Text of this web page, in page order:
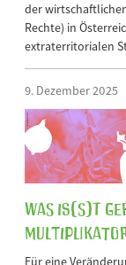
der
Rechte) in
extraterritorialen
9. Dezember 2025
Was is(s)t
Für eine